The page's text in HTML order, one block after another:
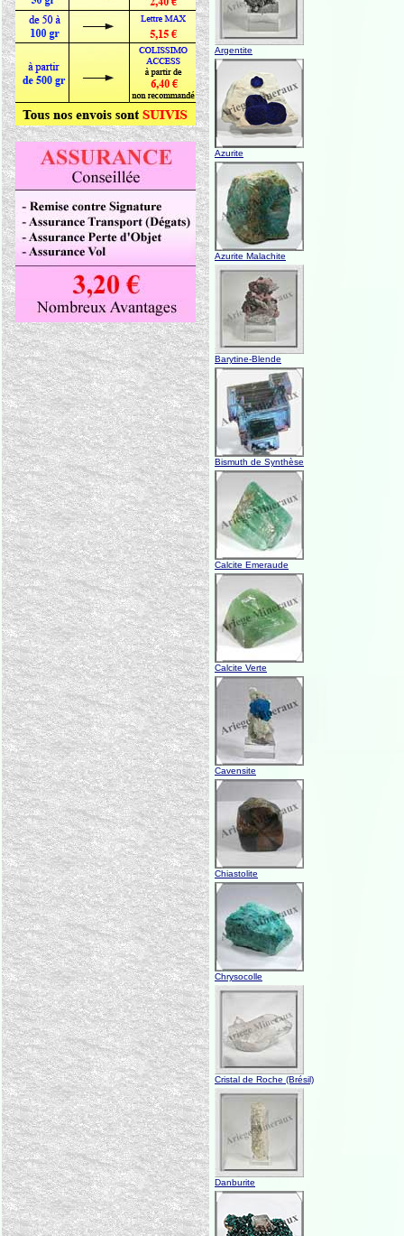
Argentite
Azurite
Azurite Malachite
Barytine-Blende
Bismuth de Synthèse
Calcite Emeraude
Calcite Verte
Cavensite
Chiastolite
Chrysocolle
Cristal de Roche (Brésil)
Danburite